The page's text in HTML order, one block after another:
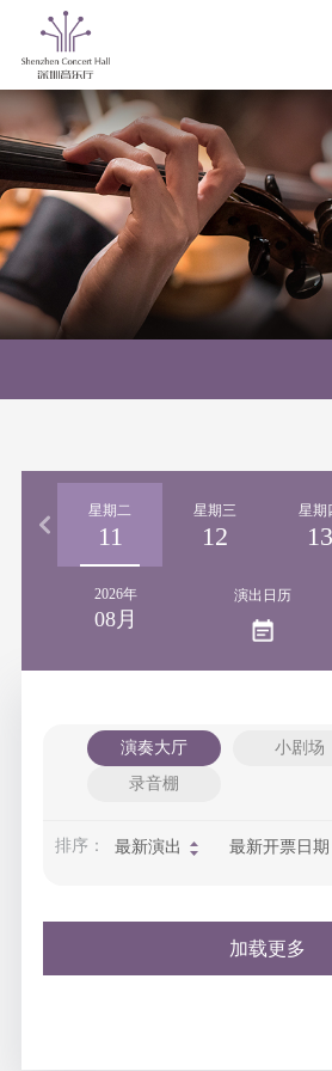
星期二
11
星期三
12
星期
13
2026年
08月
演出日历
演奏大厅
小剧场
录音棚
排序： 最新演出 最新开票日期
加载更多